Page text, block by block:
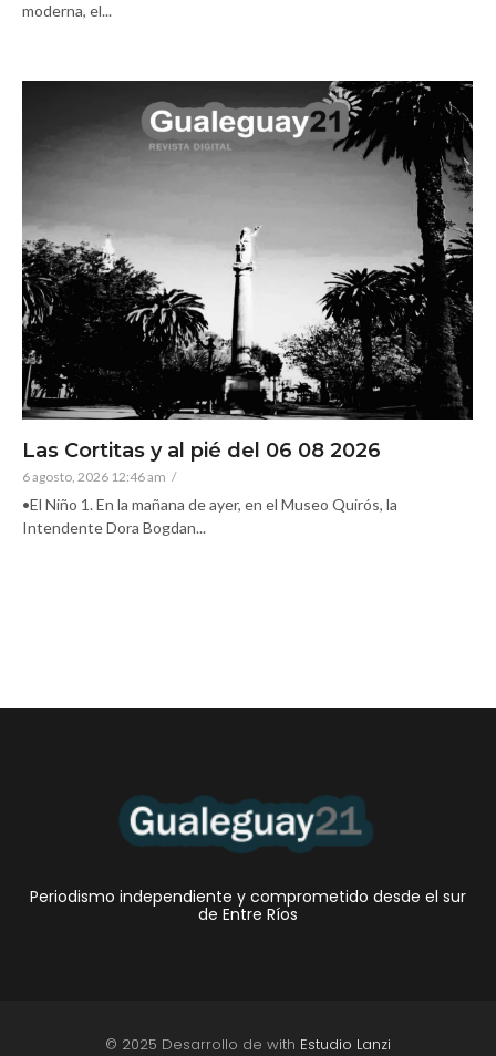
moderna, el...
Las Cortitas y al pié del 06 08 2026
6 agosto, 2026 12:46 am /
•El Niño 1. En la mañana de ayer, en el Museo Quirós, la
Intendente Dora Bogdan...
Periodismo independiente y comprometido desde el sur
de Entre Ríos
© 2025 Desarrollo de with Estudio Lanzi